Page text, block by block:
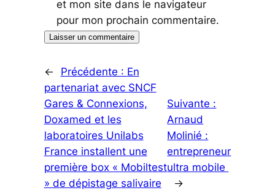
et mon site dans le navigateur
pour mon prochain commentaire.
← Précédente : En
partenariat avec SNCF
Gares & Connexions,
Doxamed et les
laboratoires Unilabs
France installent une
première box « Mobiltest
» de dépistage salivaire
Suivante :
Arnaud
Molinié :
entrepreneur
ultra mobile
→